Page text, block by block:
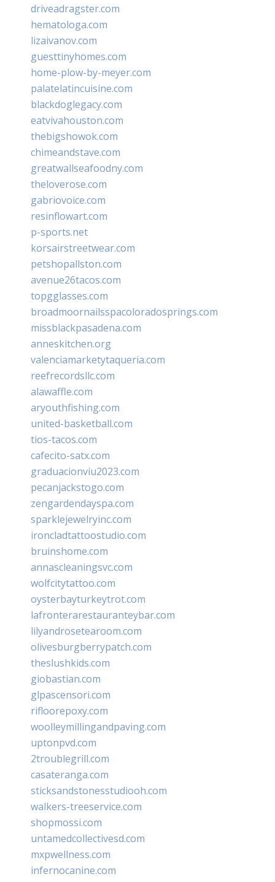
driveadragster.com
hematologa.com
lizaivanov.com
guesttinyhomes.com
home-plow-by-meyer.com
palatelatincuisine.com
blackdoglegacy.com
eatvivahouston.com
thebigshowok.com
chimeandstave.com
greatwallseafoodny.com
theloverose.com
gabriovoice.com
resinflowart.com
p-sports.net
korsairstreetwear.com
petshopallston.com
avenue26tacos.com
topgglasses.com
broadmoornailsspacoloradosprings.com
missblackpasadena.com
anneskitchen.org
valenciamarketytaqueria.com
reefrecordsllc.com
alawaffle.com
aryouthfishing.com
united-basketball.com
tios-tacos.com
cafecito-satx.com
graduacionviu2023.com
pecanjackstogo.com
zengardendayspa.com
sparklejewelryinc.com
ironcladtattoostudio.com
bruinshome.com
annascleaningsvc.com
wolfcitytattoo.com
oysterbayturkeytrot.com
lafronterarestauranteybar.com
lilyandrosetearoom.com
olivesburgberrypatch.com
theslushkids.com
giobastian.com
glpascensori.com
rifloorepoxy.com
woolleymillingandpaving.com
uptonpvd.com
2troublegrill.com
casateranga.com
sticksandstonesstudiooh.com
walkers-treeservice.com
shopmossi.com
untamedcollectivesd.com
mxpwellness.com
infernocanine.com